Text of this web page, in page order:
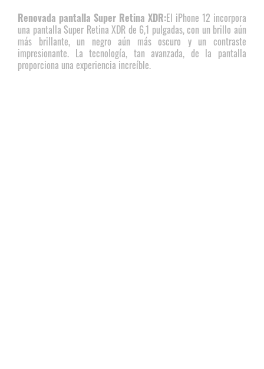
Renovada pantalla Super Retina XDR:El iPhone 12 incorpora
una pantalla Super Retina XDR de 6,1 pulgadas, con un brillo aún
más brillante, un negro aún más oscuro y un contraste
impresionante. La tecnología, tan avanzada, de la pantalla
proporciona una experiencia increíble.